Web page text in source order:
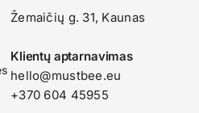
Žemaičių g. 31, Kaunas​
Klientų aptarnavimas
hello@mustbee.eu
+370 604 45955